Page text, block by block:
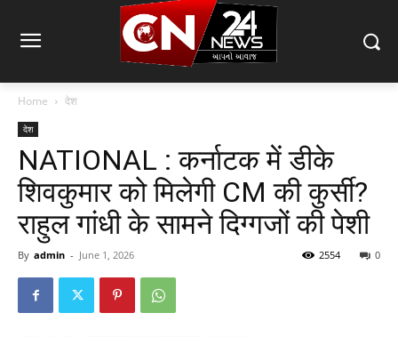
Home देश
देश
NATIONAL : कर्नाटक में डीके
शिवकुमार को मिलेगी CM की कुर्सी?
राहुल गांधी के सामने दिग्गजों की पेशी
By admin - June 1, 2026 0
2554